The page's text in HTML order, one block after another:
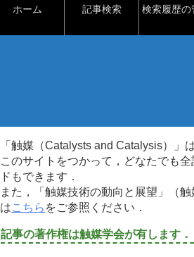
ホーム 記事検索 検索履歴の
「触媒（Catalysts and Catalysis）」
このサイトをつかって，どなたでも
ドもできます．
また，「触媒技術の動向と展望」（
はこちら をご参照ください．
記事の著作権は触媒学会が有します．